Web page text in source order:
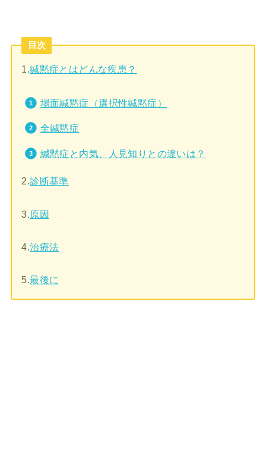
目次
1.緘黙症とはどんな疾患？
場面緘黙症（選択性緘黙症）
全緘黙症
緘黙症と内気、人見知りとの違いは？
2.診断基準
3.原因
4.治療法
5.最後に